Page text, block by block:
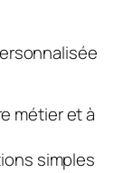
métier et à
simples